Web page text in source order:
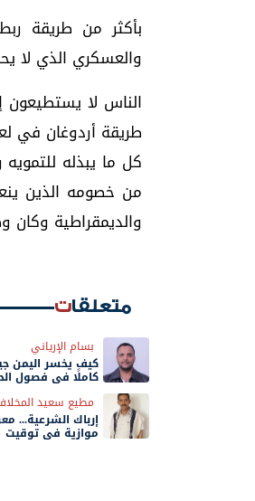
بأكثر من طريقة
والعسكري الذي لا
الناس لا يستطيعون
طريقة أردوغان في
كل ما يبذله للتمويه
من خصومه الذين
والديمقراطية
متعلقات
بسام الإرياني
كيف يخسر اليمن
كاملًا في فصول
مطيع سعيد
إرباك الشرعية...
موازية في توقيت